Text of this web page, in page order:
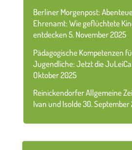
Berliner Morgenpost:
Ehrenamt: Wie geflüchtete
entdecken5. November 2025
Pädagogische Kompetenzen
Jugendliche: Jetzt die
Oktober 2025
Reinickendorfer Allgemeine
Ivan und Isolde30. September